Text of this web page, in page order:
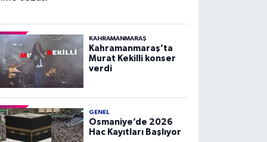
KAHRAMANMARAŞ
Kahramanmaraş’ta
Murat Kekilli konser
verdi
GENEL
Osmaniye’de 2026
Hac Kayıtları Başlıyor